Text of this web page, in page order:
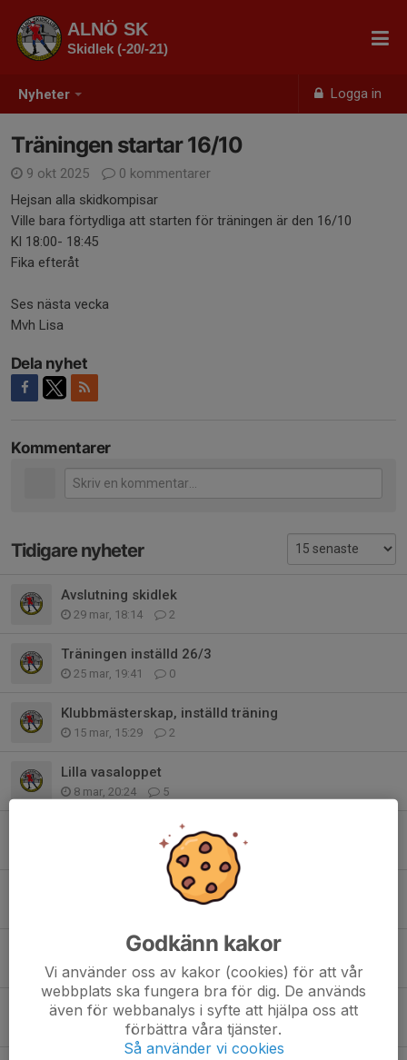
Nyheter Logga in
ALNÖ SK
Skidlek (-20/-21)
Träningen startar 16/10
9 okt 2025
0 kommentarer
Hejsan alla skidkompisar
Ville bara förtydliga att starten för träningen är den 16/10
Kl 18:00- 18:45
Fika efteråt
Ses nästa vecka
Mvh Lisa
Dela nyhet
Kommentarer
Tidigare nyheter
Avslutning skidlek
29 mar, 18:14 2
Träningen inställd 26/3
25 mar, 19:41 0
Klubbmästerskap, inställd träning
15 mar, 15:29 2
Lilla vasaloppet
8 mar, 20:24 5
Träningen ställs in 12/2
0
Inställd träning 5feb
29/1 Inställd träning
29 jan, 06:30 1
Träningen inställd 8/1
8 jan, 16:22 0
Godkänn kakor
Vi använder oss av kakor (cookies) för att vår
webbplats ska fungera bra för dig. De används
även för webbanalys i syfte att hjälpa oss att
förbättra våra tjänster.
Så använder vi cookies